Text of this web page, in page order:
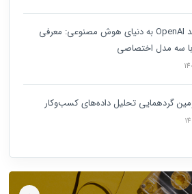
شوک جدید OpenAI به دنیای هوش مصنوعی: معرفی
گردهمایی تحلیل داده‌های کسب‌وکار